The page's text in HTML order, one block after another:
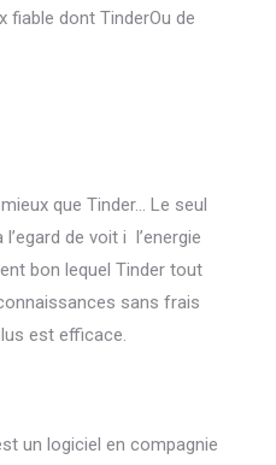
fiable dont TinderOu de
que Tinder… Le seul
de voit i l’energie
bon lequel Tinder tout
sans frais
est efficace.
un logiciel en compagnie